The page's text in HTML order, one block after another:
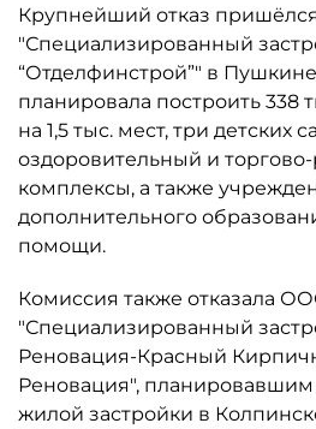
Крупнейший отказ
"Специализированный
“Отделфинстрой”" в
планировала построить 338
на 1,5 тыс. мест, три детских
оздоровительный и
комплексы, а также
дополнительного
помощи.
Комиссия также отказала
"Специализированный
Реновация-Красный
Реновация",
жилой застройки в